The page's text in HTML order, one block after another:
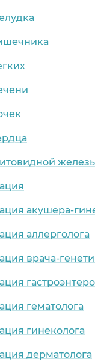
акушера-
аллерголога
врача-
гематолога
гинеколога
дерматолога